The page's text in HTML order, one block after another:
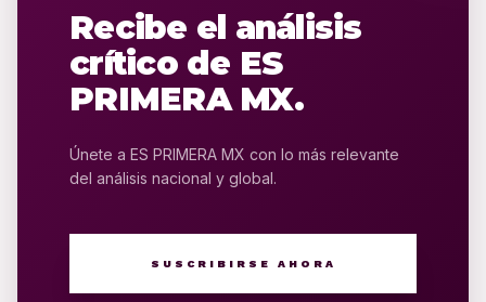
Recibe el análisis
crítico de ES
PRIMERA MX.
Únete a ES PRIMERA MX con lo más relevante
del análisis nacional y global.
SUSCRIBIRSE AHORA